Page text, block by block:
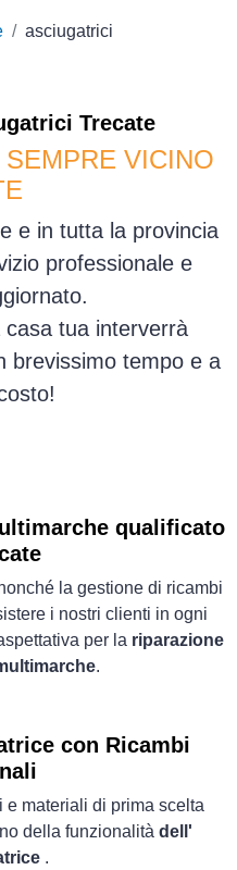
asciugatrici
Trecate
VICINO
e in tutta la provincia
professionale e
tua interverrà
brevissimo tempo e a
qualificato
la gestione di ricambi
i nostri clienti in ogni
per la riparazione
.
con Ricambi
e materiali di prima scelta
della funzionalità dell'
.